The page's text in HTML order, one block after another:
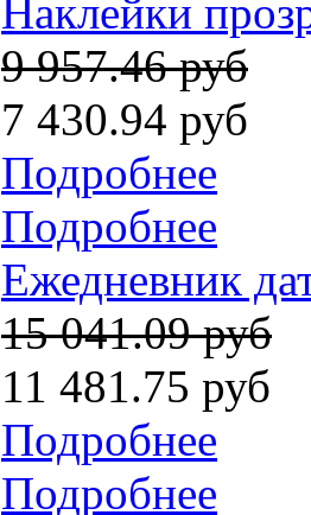
Наклейки
9 957.46 руб
7 430.94 руб
Подробнее
Подробнее
Ежедневник
15 041.09 руб
11 481.75 руб
Подробнее
Подробнее